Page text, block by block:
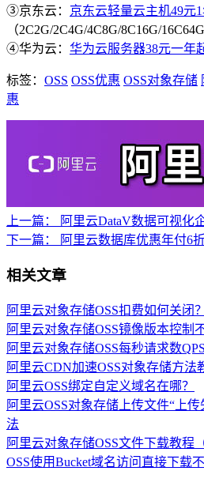
③京东云： 京东云轻量云主机49元
（2C2G/2C4G/4C8G/8C16G/
④华为云： 华为云服务器38元一年
标签： OSS OSS优惠 OSS对象存储
惠
上一篇：
阿里云DataV数据可视化
下一篇：
阿里云数据库优惠年付6
相关文章
阿里云对象存储OSS扣费如何关闭？
阿里云对象存储OSS镜像版本控制
阿里云对象存储OSS每秒请求数
阿里云CDN加速OSS对象存储方法
阿里云OSS绑定自定义域名在哪？
阿里云OSS对象存储上传文件“上
法
阿里云对象存储OSS文件下载教程
OSS使用Bucket域名访问直接下载